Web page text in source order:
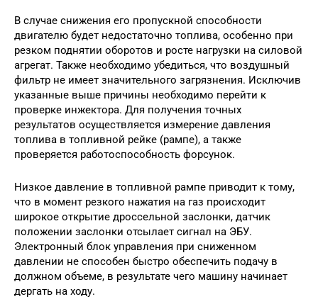
В случае снижения его пропускной способности
двигателю будет недостаточно топлива, особенно при
резком поднятии оборотов и росте нагрузки на силовой
агрегат. Также необходимо убедиться, что воздушный
фильтр не имеет значительного загрязнения. Исключив
указанные выше причины необходимо перейти к
проверке инжектора. Для получения точных
результатов осуществляется измерение давления
топлива в топливной рейке (рампе), а также
проверяется работоспособность форсунок.
Низкое давление в топливной рампе приводит к тому,
что в момент резкого нажатия на газ происходит
широкое открытие дроссельной заслонки, датчик
положении заслонки отсылает сигнал на ЭБУ.
Электронный блок управления при сниженном
давлении не способен быстро обеспечить подачу в
должном объеме, в результате чего машину начинает
дергать на ходу.